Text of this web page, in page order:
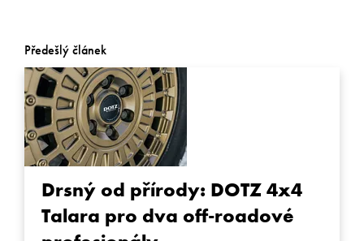
Předešlý článek
Drsný od přírody: DOTZ 4x4
Talara pro dva off-roadové